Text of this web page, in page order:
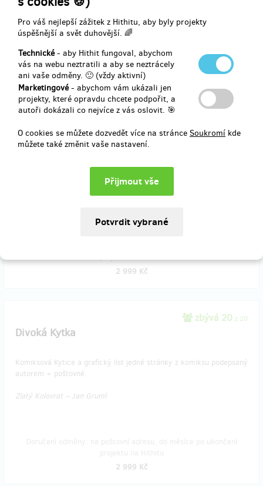
Pro váš nejlepší zážitek z Hithitu, aby byly projekty
úspěšnější a svět duhovější. 🌈
Technické- aby Hithit fungoval, abychom
vás na webu neztratili a aby se neztrácely
ani vaše odměny. 🙂 (vždy aktivní)
Marketingové- abychom vám ukázali jen
projekty, které opravdu chcete podpořit, a
autoři dokázali co nejvíce z vás oslovit. 🎯
O cookies se můžete dozvedět více na stránce Soukromí kde
můžete také změnit vaše nastavení.
Svatební košile – Marco Turini
Doručení odměny: na poštovní adresu, do měsíce po ukončení
projektu na Hithitu
2 999 Kč
Šílená Kytka
Komiksová Kytice a grafický list jedné stránky z komiksu podepsaný
2 999 Kč
zbývá 20 z 20
Divoká Kytka
Komiksová Kytice a grafický list jedné stránky z komiksu podepsaný
autorem + poštovné.
Zlatý Kolovrat – Jan Gruml
2 999 Kč